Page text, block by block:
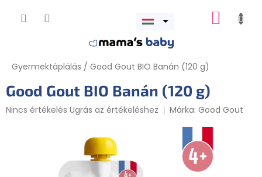
KOSÁR
Menü
Gyermektáplálás / Good Gout BIO Banán (120 g)
Good Gout BIO Banán (120 g)
A
Nincs értékelés Ugrás az értékeléshez Márka:Good Gout